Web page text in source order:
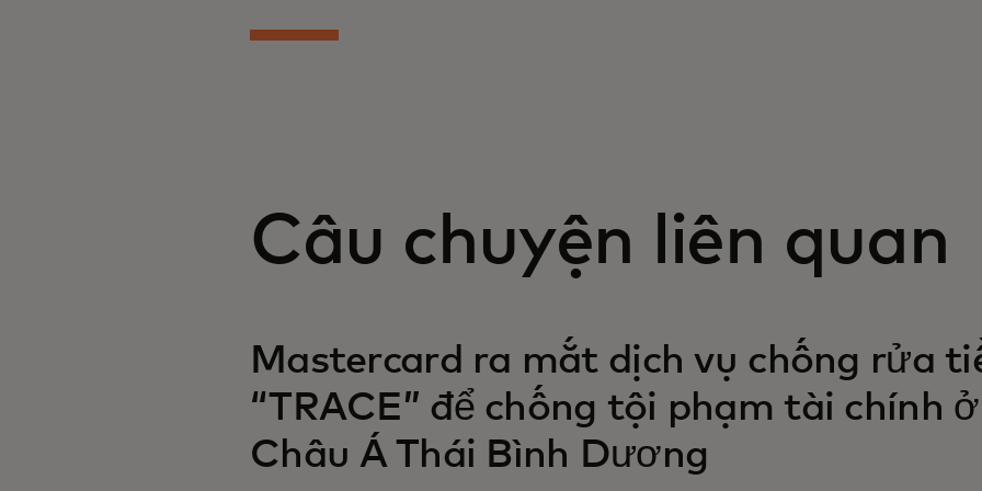
Câu chuyện liên quan
Mastercard ra mắt dịch vụ chống rửa
“TRACE” để chống tội phạm tài chính ở
Châu Á Thái Bình Dương